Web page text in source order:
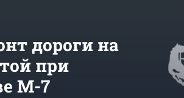
дороги на
при
М-7